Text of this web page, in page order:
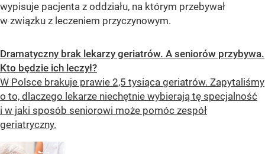
wypisuje pacjenta z oddziału, na którym przebywał
w związku z leczeniem przyczynowym.
Dramatyczny brak lekarzy geriatrów. A seniorów przybywa.
Kto będzie ich leczył?
W Polsce brakuje prawie 2,5 tysiąca geriatrów. Zapytaliśmy
o to, dlaczego lekarze niechętnie wybierają tę specjalność
i w jaki sposób seniorowi może pomóc zespół
geriatryczny.